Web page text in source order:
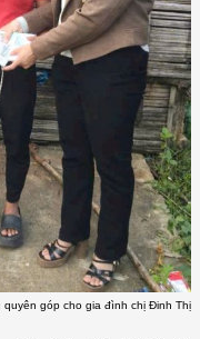
quyên góp cho gia đình chị Đinh Thị